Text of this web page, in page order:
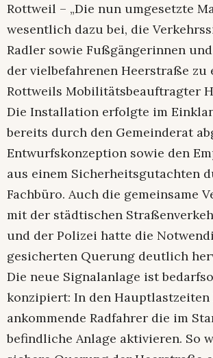
Rottweil – „Die nun umgesetzte
wesentlich dazu bei, die
Radler sowie Fußgängerinnen
der vielbefahrenen Heerstraße zu
Rottweils Mobilitätsbeauftragter
Die Installation erfolgte im
bereits durch den Gemeinderat
Entwurfskonzeption sowie den
aus einem Sicherheitsgutachten
Fachbüro. Auch die gemeinsame
mit der städtischen
und der Polizei hatte die
gesicherten Querung deutlich
Die neue Signalanlage ist
konzipiert: In den Hauptlastzeiten
ankommende Radfahrer die im
befindliche Anlage aktivieren. So